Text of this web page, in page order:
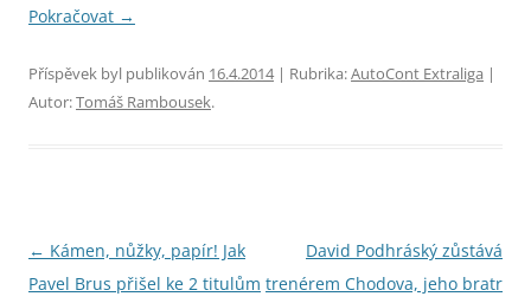
Pokračovat →
Příspěvek byl publikován 16.4.2014| Rubrika:AutoCont Extraliga |
Autor:Tomáš Rambousek.
Navigace
pro
← Kámen, nůžky, papír! Jak
Pavel Brus přišel ke 2 titulům
David Podhráský zůstává
trenérem Chodova, jeho bratr